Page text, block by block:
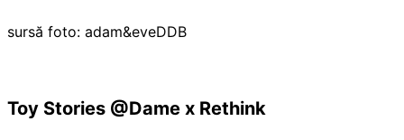
sursă foto: adam&eveDDB
Toy Stories @Dame x Rethink